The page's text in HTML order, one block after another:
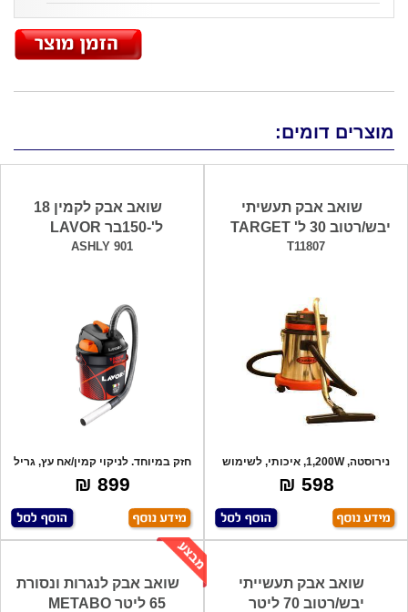
מוצרים דומים:
שואב אבק תעשיתי
יבש/רטוב 30 ל' TARGET
T11807
נירוסטה, 1,200W, איכותי, לשימוש
ביתי ותע
598 ₪
שואב אבק לקמין 18
ל'-150בר LAVOR
ASHLY 901
חזק במיוחד. לניקוי קמין/אח עץ, גריל
פחמי
899 ₪
שואב אבק תעשייתי
יבש/רטוב 70 ליטר
שואב אבק לנגרות ונסורת
65 ליטר METABO